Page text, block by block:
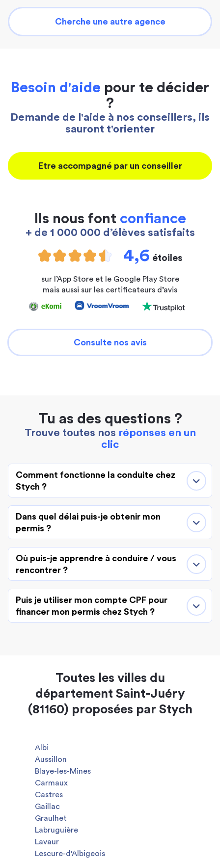
Cherche une autre agence
Besoin d'aide pour te décider
?
Demande de l'aide à nos conseillers, ils
sauront t'orienter
Etre accompagné par un conseiller
Ils nous font confiance
+ de 1 000 000 d’élèves satisfaits
4,6 étoiles
sur l’App Store et le Google Play Store
mais aussi sur les certificateurs d’avis
Consulte nos avis
Tu as des questions ?
Trouve toutes nos réponses en un
clic
Comment fonctionne la conduite chez
Stych ?
Dans quel délai puis-je obtenir mon
permis ?
Où puis-je apprendre à conduire / vous
rencontrer ?
Puis je utiliser mon compte CPF pour
financer mon permis chez Stych ?
Toutes les villes du
département Saint-Juéry
(81160) proposées par Stych
Albi
Aussillon
Blaye-les-Mines
Carmaux
Castres
Gaillac
Graulhet
Labruguière
Lavaur
Lescure-d'Albigeois